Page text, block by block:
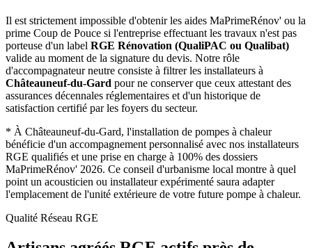
Il est strictement impossible d'obtenir les aides MaPrimeRénov' ou la
prime Coup de Pouce si l'entreprise effectuant les travaux n'est pas
porteuse d'un label RGE Rénovation (QualiPAC ou Qualibat)
valide au moment de la signature du devis. Notre rôle
d'accompagnateur neutre consiste à filtrer les installateurs à
Châteauneuf-du-Gard pour ne conserver que ceux attestant des
assurances décennales réglementaires et d'un historique de
satisfaction certifié par les foyers du secteur.
* À Châteauneuf-du-Gard, l'installation de pompes à chaleur
bénéficie d'un accompagnement personnalisé avec nos installateurs
RGE qualifiés et une prise en charge à 100% des dossiers
MaPrimeRénov' 2026. Ce conseil d'urbanisme local montre à quel
point un acousticien ou installateur expérimenté saura adapter
l'emplacement de l'unité extérieure de votre future pompe à chaleur.
Qualité Réseau RGE